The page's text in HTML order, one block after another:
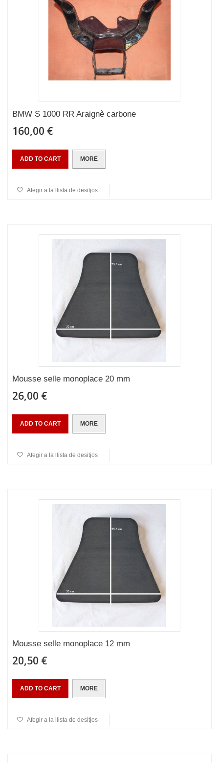
BMW S 1000 RR Araignè carbone
160,00 €
ADD TO CART MORE
Afegir a la llista de desitjos
Mousse selle monoplace 20 mm
26,00 €
ADD TO CART MORE
Afegir a la llista de desitjos
Mousse selle monoplace 12 mm
20,50 €
ADD TO CART MORE
Afegir a la llista de desitjos